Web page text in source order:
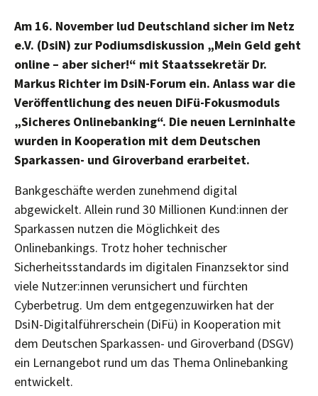
Am 16. November lud Deutschland sicher im Netz
e.V. (DsiN) zur Podiumsdiskussion „Mein Geld geht
online – aber sicher!“ mit Staatssekretär Dr.
Markus Richter im DsiN-Forum ein. Anlass war die
Veröffentlichung des neuen DiFü-Fokusmoduls
„Sicheres Onlinebanking“. Die neuen Lerninhalte
wurden in Kooperation mit dem Deutschen
Sparkassen- und Giroverband erarbeitet.
Bankgeschäfte werden zunehmend digital
abgewickelt. Allein rund 30 Millionen Kund:innen der
Sparkassen nutzen die Möglichkeit des
Onlinebankings. Trotz hoher technischer
Sicherheitsstandards im digitalen Finanzsektor sind
viele Nutzer:innen verunsichert und fürchten
Cyberbetrug. Um dem entgegenzuwirken hat der
DsiN-Digitalführerschein (DiFü) in Kooperation mit
dem Deutschen Sparkassen- und Giroverband (DSGV)
ein Lernangebot rund um das Thema Onlinebanking
entwickelt.